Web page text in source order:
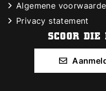
Algemene
Privacy statement
SCOOR